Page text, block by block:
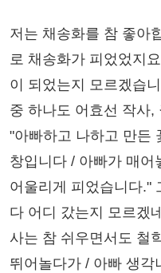
저는 채송화를 참 좋아
로 채송화가 피었었지
이 되었는지 모르겠습
중 하나도 어효선 작사
"아빠하고 나하고 만든
창입니다 / 아빠가 매어
어울리게 피었습니다."
다 어디 갔는지 모르겠
사는 참 쉬우면서도 철
뛰어놀다가 / 아빠 생각